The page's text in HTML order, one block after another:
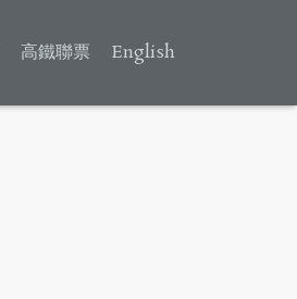
高鐵聯票 English